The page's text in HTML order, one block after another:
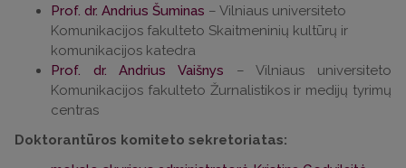
Prof. dr. Andrius Šuminas – Vilniaus universiteto
Komunikacijos fakulteto Skaitmeninių kultūrų ir
komunikacijos katedra
Prof. dr. Andrius Vaišnys – Vilniaus universiteto
Komunikacijos fakulteto Žurnalistikos ir medijų tyrimų
centras
Doktorantūros komiteto sekretoriatas: